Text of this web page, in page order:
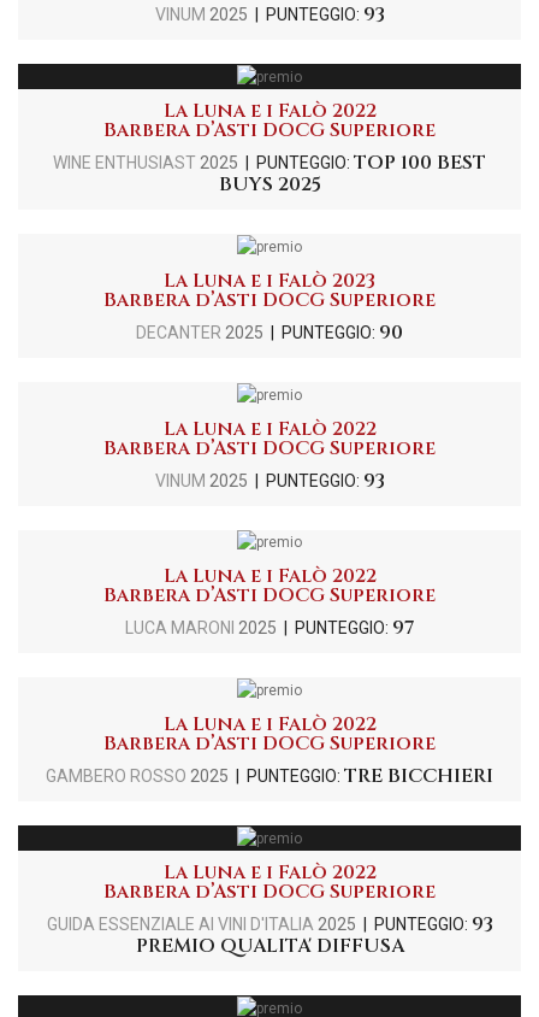
VINUM 2025 | PUNTEGGIO: 93
La Luna e i Falò 2022
Barbera d’Asti DOCG Superiore
WINE ENTHUSIAST 2025 | PUNTEGGIO: TOP 100 BEST
BUYS 2025
La Luna e i Falò 2023
Barbera d’Asti DOCG Superiore
DECANTER 2025 | PUNTEGGIO: 90
La Luna e i Falò 2022
Barbera d’Asti DOCG Superiore
VINUM 2025 | PUNTEGGIO: 93
La Luna e i Falò 2022
Barbera d’Asti DOCG Superiore
LUCA MARONI 2025 | PUNTEGGIO: 97
La Luna e i Falò 2022
Barbera d’Asti DOCG Superiore
GAMBERO ROSSO 2025 | PUNTEGGIO: TRE BICCHIERI
La Luna e i Falò 2022
Barbera d’Asti DOCG Superiore
GUIDA ESSENZIALE AI VINI D'ITALIA 2025 | PUNTEGGIO: 93
PREMIO QUALITA' DIFFUSA